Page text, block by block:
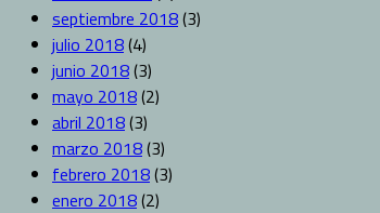
septiembre 2018(3)
julio 2018(4)
junio 2018(3)
mayo 2018(2)
abril 2018(3)
marzo 2018(3)
febrero 2018(3)
enero 2018(2)